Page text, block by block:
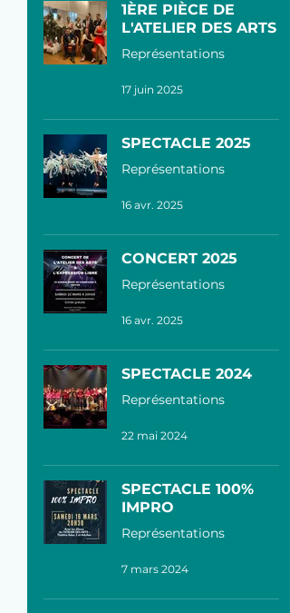
1ÈRE PIÈCE DE
L'ATELIER DES ARTS
Représentations
17 juin 2025
SPECTACLE 2025
Représentations
16 avr. 2025
CONCERT 2025
Représentations
16 avr. 2025
SPECTACLE 2024
Représentations
22 mai 2024
SPECTACLE 100%
IMPRO
Représentations
7 mars 2024